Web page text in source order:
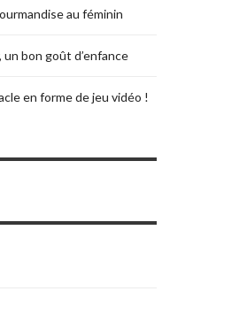
au féminin
un bon goût d’enfance
en forme de jeu vidéo !